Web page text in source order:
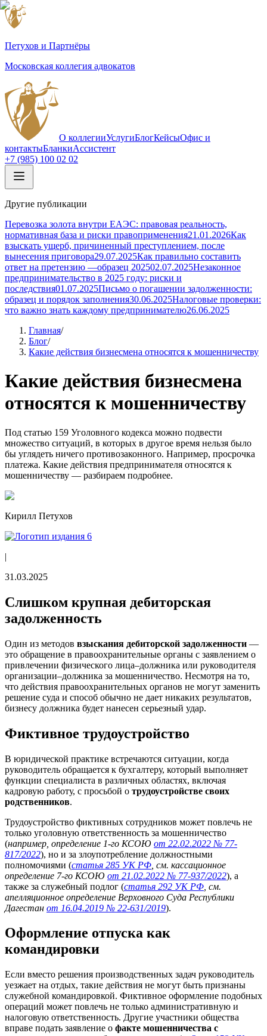
Петухов и Партнёры
Московская коллегия адвокатов
О коллегииУслугиБлогКейсыОфис и
контактыБланкиАссистент
+7 (985) 100 02 02
Другие публикации
Перевозка золота внутри ЕАЭС: правовая реальность,
нормативная база и риски правоприменения21.01.2026Как
взыскать ущерб, причиненный преступлением, после
вынесения приговора29.07.2025Как правильно составить
ответ на претензию —образец 202502.07.2025Незаконное
предпринимательство в 2025 году: риски и
последствия01.07.2025Письмо о погашении задолженности:
образец и порядок заполнения30.06.2025Налоговые проверки:
что важно знать каждому предпринимателю26.06.2025
Главная/
Блог/
Какие действия бизнесмена относятся к мошенничеству
Какие действия бизнесмена
относятся к мошенничеству
Под статью 159 Уголовного кодекса можно подвести
множество ситуаций, в которых в другое время нельзя было
бы углядеть ничего противозаконного. Например, просрочка
платежа. Какие действия предпринимателя относятся к
мошенничеству — разбираем подробнее.
Кирилл Петухов
|
31.03.2025
Слишком крупная дебиторская
задолженность
Один из методов взыскания дебиторской задолженности —
это обращение в правоохранительные органы с заявлением о
привлечении физического лица–должника или руководителя
организации–должника за мошенничество. Несмотря на то,
что действия правоохранительных органов не могут заменить
решение суда и способ обычно не дает никаких результатов,
бизнесу должника будет нанесен серьезный удар.
Фиктивное трудоустройство
В юридической практике встречаются ситуации, когда
руководитель обращается к бухгалтеру, который выполняет
функции специалиста в различных областях, включая
кадровую работу, с просьбой о трудоустройстве своих
родственников.
Трудоустройство фиктивных сотрудников может повлечь не
только уголовную ответственность за мошенничество
(например, определение 1-го КСОЮ от 22.02.2022 № 77-
817/2022), но и за злоупотребление должностными
полномочиями (статья 285 УК РФ , см. кассационное
определение 7-го КСОЮ от 21.02.2022 № 77-937/2022), а
также за служебный подлог (статья 292 УК РФ , см.
апелляционное определение Верховного Суда Республики
Дагестан от 16.04.2019 № 22-631/2019).
Оформление отпуска как
командировки
Если вместо решения производственных задач руководитель
уезжает на отдых, такие действия не могут быть признаны
служебной командировкой. Фиктивное оформление подобных
операций может повлечь не только административную и
налоговую ответственность. Другие участники общества
вправе подать заявление о факте мошенничества с